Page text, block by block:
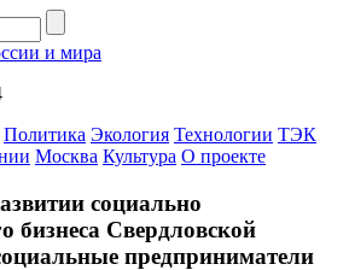
и мира
Политика Экология Технологии ТЭК
Москва Культура О проекте
социально
бизнеса Свердловской
предприниматели